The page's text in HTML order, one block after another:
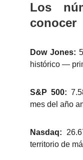
Los
conocer
Dow Jones:
histórico —
S&P 500:
mes del año
Nasdaq:
territorio de